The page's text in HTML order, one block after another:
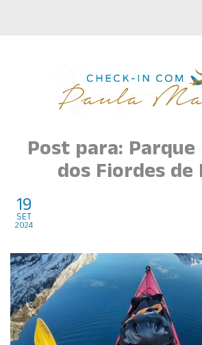
Post para: Parque
dos Fiordes de
19
set
2024